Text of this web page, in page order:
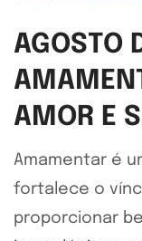
AGOSTO
AMOR E
Amamentar é
fortalece o
proporcionar